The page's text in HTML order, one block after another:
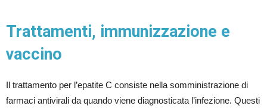
Trattamenti, immunizzazione e
vaccino
Il trattamento per l’epatite C consiste nella somministrazione di
farmaci antivirali da quando viene diagnosticata l’infezione. Questi